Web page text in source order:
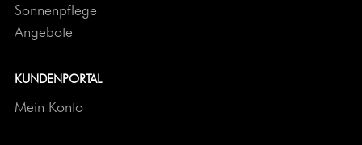
Sonnenpflege
Angebote
KUNDENPORTAL
Mein Konto